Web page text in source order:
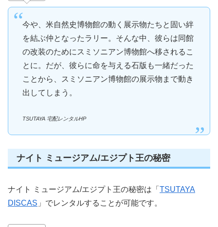
今や、米自然史博物館の動く展示物たちと固い絆
を結ぶ仲となったラリー。そんな中、彼らは同館
の改装のためにスミソニアン博物館へ移されるこ
とに。だが、彼らに命を与える石版も一緒だった
ことから、スミソニアン博物館の展示物まで動き
出してしまう。
TSUTAYA 宅配レンタルHP
ナイト ミュージアム/エジプト王の秘密
ナイト ミュージアム/エジプト王の秘密は「 TSUTAYA
DISCAS 」でレンタルすることが可能です。